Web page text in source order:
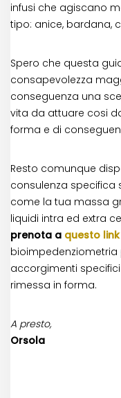
infusi che agiscano
tipo: anice, bardana,
Spero che questa
consapevolezza
conseguenza una
vita da attuare cosi
forma e di
Resto comunque
consulenza specifica
come la tua massa
liquidi intra ed extra
prenota a questo link
accorgimenti
rimessa in forma.
A presto,
Orsola